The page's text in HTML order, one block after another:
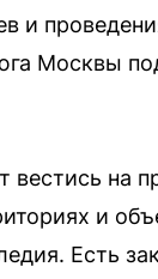
и
Москвы
вестись на
и
Есть